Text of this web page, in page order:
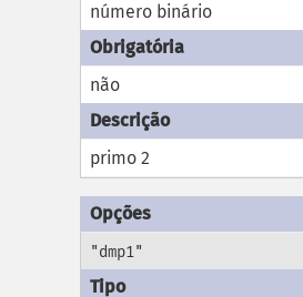
número binário
não
primo 2
"dmp1"